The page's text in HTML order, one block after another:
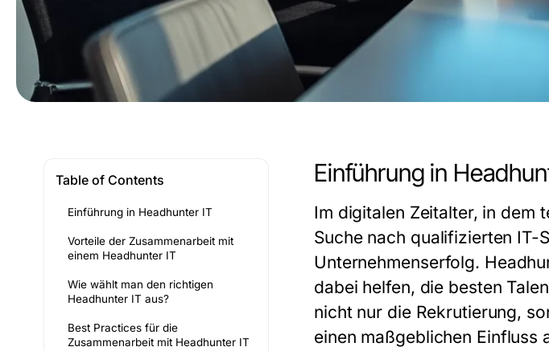
Table of Contents
Einführung in Headhunter IT
Vorteile der Zusammenarbeit mit
einem Headhunter IT
Wie wählt man den richtigen
Headhunter IT aus?
Best Practices für die
Zusammenarbeit mit Headhunter IT
Einführung in
Im digitalen Zeitalter, in dem
Suche nach qualifizierten IT-
Unternehmenserfolg.
dabei helfen, die besten
nicht nur die Rekrutierung,
einen maßgeblichen